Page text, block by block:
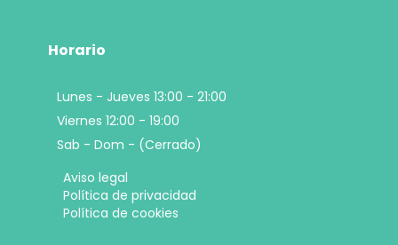
Horario
Lunes - Jueves 13:00 - 21:00
Viernes 12:00 - 19:00
Sab - Dom - (Cerrado)
Aviso legal
Política de privacidad
Política de cookies